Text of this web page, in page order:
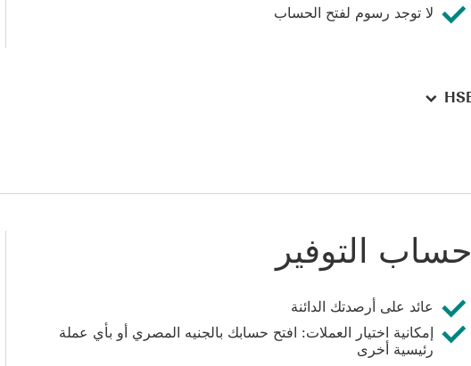
لا توجد رسوم لفتح الحساب
حساب التوفير
عائد على أرصدتك الدائنة
إمكانية اختيار العملات: افتح حسابك بالجنيه المصري أو بأي عملة
رئيسية أخرى